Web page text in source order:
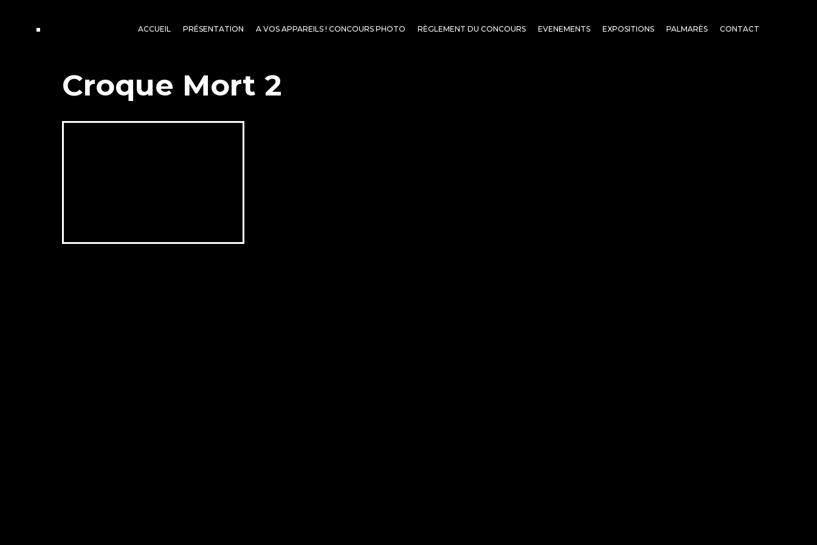
ACCUEIL PRÉSENTATION A VOS APPAREILS ! CONCOURS PHOTO RÈGLEMENT DU CONCOURS EVENEMENTS EXPOSITIONS PALMARÈS CONTACT
Croque Mort 2